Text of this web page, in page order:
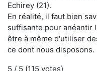
Echirey (21).
En réalité, il faut bien
suffisante pour anéantir
être à même d'utiliser
ce dont nous disposons.
5 / 5 (115 votes)